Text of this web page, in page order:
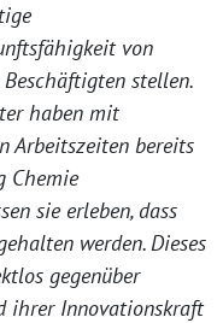
von
stellen.
haben mit
Arbeitszeiten bereits
Chemie
sie erleben, dass
werden. Dieses
gegenüber
ihrer Innovationskraft